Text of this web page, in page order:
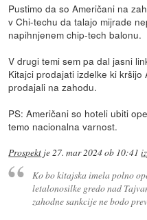
Pustimo da so Američani na
v Chi-techu da talajo mijrade
napihnjenem chip-tech balonu.
V drugi temi sem pa dal jasni
Kitajci prodajati izdelke ki kršijo
prodajali na zahodu.
PS: Američani so hoteli ubiti
temo nacionalna varnost.
Prospekt je 27. mar 2024 ob 10:41
Ko bo kitajska imela polno
letalonosilke gredo nad
zahodne sankcije ne bodo